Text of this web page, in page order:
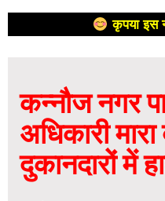
कृपया इस
कन्नौज नगर
अधिकारी
दुकानदारों में